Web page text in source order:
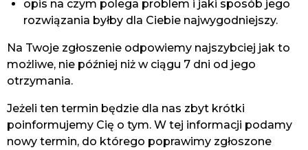
opis na czym polega problem i jaki sposób jego
rozwiązania byłby dla Ciebie najwygodniejszy.
Na Twoje zgłoszenie odpowiemy najszybciej jak to
możliwe, nie później niż w ciągu 7 dni od jego
otrzymania.
Jeżeli ten termin będzie dla nas zbyt krótki
poinformujemy Cię o tym. W tej informacji podamy
nowy termin, do którego poprawimy zgłoszone